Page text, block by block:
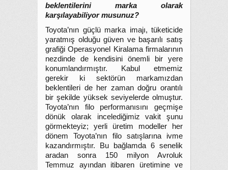
beklentilerini marka olarak
karşılayabiliyor musunuz?
Toyota’nın güçlü marka imajı, tüketicide
yaratmış olduğu güven ve başarılı satış
grafiği Operasyonel Kiralama firmalarının
nezdinde de kendisini önemli bir yere
konumlandırmıştır. Kabul etmemiz
gerekir ki sektörün markamızdan
beklentileri de her zaman doğru orantılı
bir şekilde yüksek seviyelerde olmuştur.
Toyota’nın filo performanısını geçmişe
dönük olarak incelediğimiz vakit şunu
görmekteyiz; yerli üretim modeller her
dönem Toyota’nın filo satışlarına ivme
kazandırmıştır. Bu bağlamda 6 senelik
aradan sonra 150 milyon Avroluk
Temmuz ayından itibaren üretimine ve